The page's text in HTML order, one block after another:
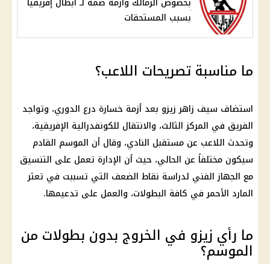
بسبب المستحقات
ما مناسبة تصريحات اللاعب؟
استضاف سيف زاهر زيزو بعد أزمة خسارة درع الدوري، وتواجد
الفريق في المركز الثالث، والانتقال للكونفدرالية الإفريقية،
وتحدث اللاعب عن مستقبل النادي، وقال أن الموسم القادم
سيكون مختلفاً عن الحالي، حيث أن الإدارة تعمل على التنسيق
مع الجهاز الفني لدراسة نقاط الضعف التي تسببت في تعثر
المارد الأحمر في كافة البطولات، والعمل على تدعيمها.
ما رأي زيزو في الخروج بدون بطولات من
الموسم؟